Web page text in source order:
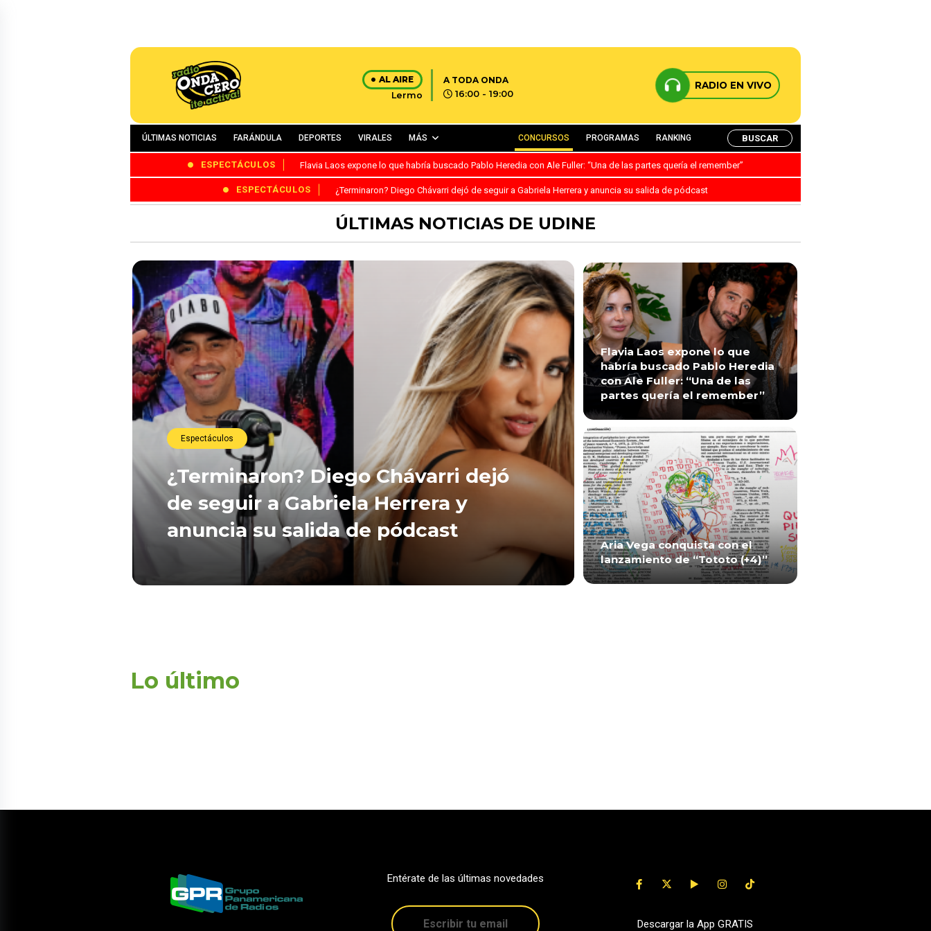
AL AIRE
Lermo
A TODA ONDA
16:00 - 19:00
RADIO EN VIVO
ÚLTIMAS NOTICIAS FARÁNDULA DEPORTES VIRALES MÁS CONCURSOS PROGRAMAS RANKING BUSCAR
ESPECTÁCULOS Flavia Laos expone lo que habría buscado Pablo Heredia con Ale Fuller: “Una de las partes quería el remember”
ESPECTÁCULOS ¿Terminaron? Diego Chávarri dejó de seguir a Gabriela Herrera y anuncia su salida de pódcast
ÚLTIMAS NOTICIAS DE UDINE
Espectáculos
¿Terminaron? Diego Chávarri dejó
de seguir a Gabriela Herrera y
anuncia su salida de pódcast
Flavia Laos expone lo que
habría buscado Pablo Heredia
con Ale Fuller: “Una de las
partes quería el remember”
Aria Vega conquista con el
lanzamiento de “Tototo (+4)”
Lo último
Entérate de las últimas novedades
Descargar la App GRATIS